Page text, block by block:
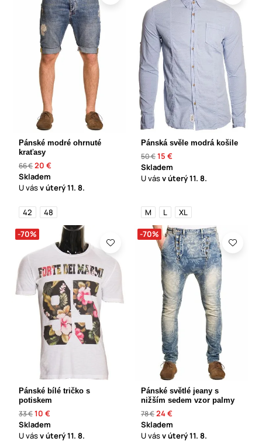
Pánské modré ohrnuté
kraťasy
66 €20 €
Skladem
U vásv úterý11. 8.
42 48
Pánská svěle modrá košile
50 €15 €
Skladem
U vásv úterý11. 8.
M L XL
-70%
Pánské bílé tričko s
potiskem
33 €10 €
Skladem
U vásv úterý11. 8.
-70%
Pánské světlé jeany s
nižším sedem vzor palmy
78 €24 €
Skladem
U vásv úterý11. 8.